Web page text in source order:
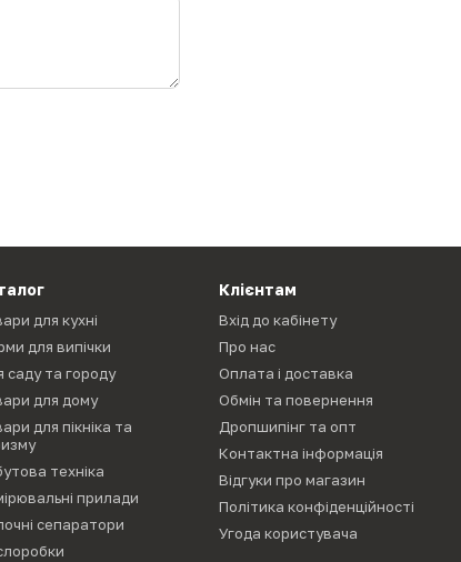
для кухні
для випічки
саду та городу
для дому
для пікніка та
техніка
прилади
сепаратори
Клієнтам
Вхід до кабінету
Про нас
Оплата і доставка
Обмін та повернення
Дропшипінг та опт
Контактна інформація
Відгуки про магазин
Політика конфіденційності
Угода користувача